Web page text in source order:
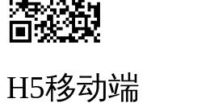
H5移动端